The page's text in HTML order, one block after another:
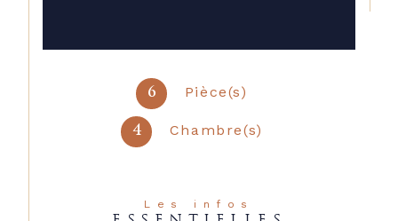
6 Pièce(s)
4 Chambre(s)
Les infos
une salle de douche.
chambre et une salle de douche.
Ses atouts :  localisation, belles
prestations, système de
surveillance, climatisation, cave en
d'honoraires TTC à la charge de